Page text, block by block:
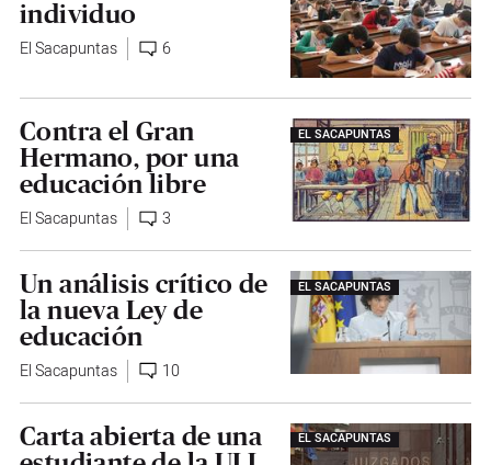
individuo
El Sacapuntas 6
EL SACAPUNTAS
Contra el Gran
Hermano, por una
educación libre
El Sacapuntas 3
EL SACAPUNTAS
Un análisis crítico de
la nueva Ley de
educación
El Sacapuntas 10
EL SACAPUNTAS
Carta abierta de una